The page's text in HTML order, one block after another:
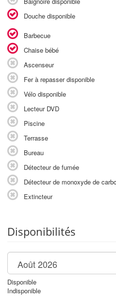
Douche disponible
Barbecue
Chaise bébé
Ascenseur
Fer à repasser disponible
Vélo disponible
Lecteur DVD
Piscine
Terrasse
Bureau
Détecteur de fumée
Détecteur de monoxyde de
Extincteur
Disponibilités
Disponible
Indisponible